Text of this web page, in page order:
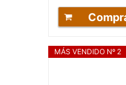
MÁS VENDIDO Nº 2